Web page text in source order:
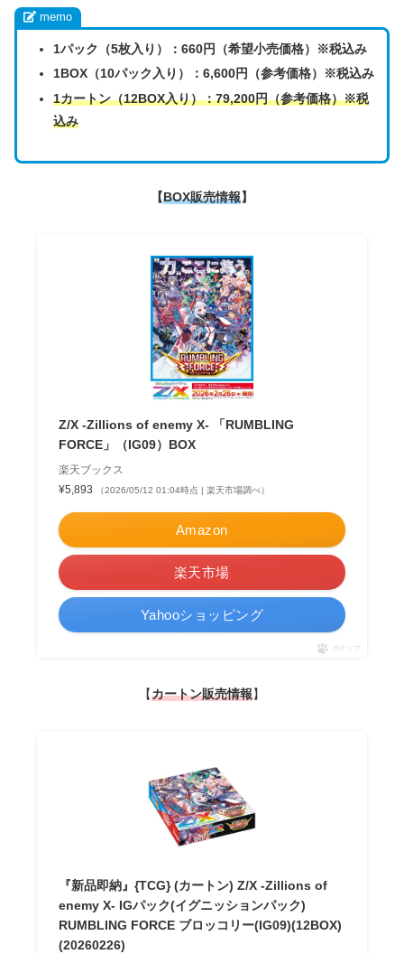
memo
1パック（5枚入り）：660円（希望小売価格）※税込み
1BOX（10パック入り）：6,600円（参考価格）※税込み
1カートン（12BOX入り）：79,200円（参考価格）※税
込み
【BOX販売情報】
Z/X -Zillions of enemy X- 「RUMBLING
FORCE」（IG09）BOX
楽天ブックス
¥5,893
（2026/05/12 01:04時点 | 楽天市場調べ）
Amazon
楽天市場
Yahooショッピング
ポチップ
【カートン販売情報】
『新品即納』{TCG} (カートン) Z/X -Zillions of
enemy X- IGパック(イグニッションパック)
RUMBLING FORCE ブロッコリー(IG09)(12BOX)
(20260226)